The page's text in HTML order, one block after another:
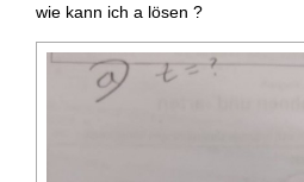
wie kann ich a lösen ?